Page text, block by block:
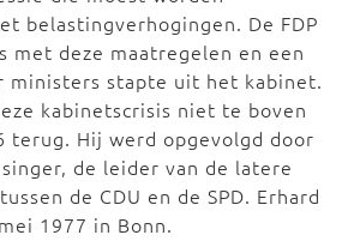
belastingverhogingen. De FDP
met deze maatregelen en een
ministers stapte uit het kabinet.
kabinetscrisis niet te boven
terug. Hij werd opgevolgd door
de leider van de latere
de CDU en de SPD. Erhard
1977 in Bonn.